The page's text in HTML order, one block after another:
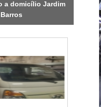
a domicílio Jardim